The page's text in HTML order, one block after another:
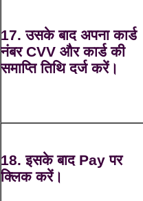
17. उसके बाद अपना कार्ड
नंबर CVV और कार्ड की
समाप्ति तिथि दर्ज करें।
18. इसके बाद Pay पर
क्लिक करें।